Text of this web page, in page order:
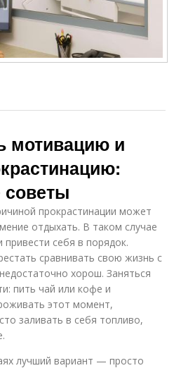
мотивацию и
советы
прокрастинации может
отдыхать. В таком случае
себя в порядок.
сравнивать свою жизнь с
хорош. Заняться
пить чай или кофе и
этот момент,
заливать в себя топливо,
лучший вариант — просто